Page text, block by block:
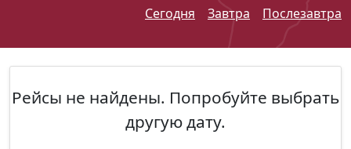
Сегодня Завтра Послезавтра
Рейсы не найдены. Попробуйте выбрать
другую дату.